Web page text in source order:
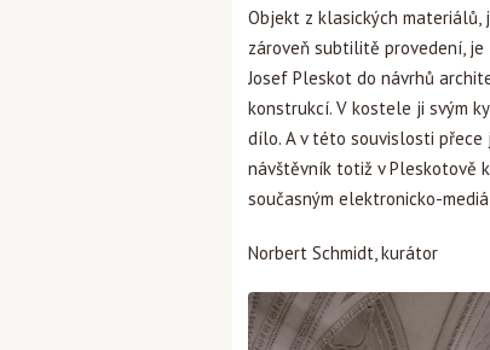
Objekt z klasických materiálů,
zároveň subtilitě provedení, je
Josef Pleskot do návrhů
konstrukcí. V kostele ji svým
dílo. A v této souvislosti přece
návštěvník totiž v Pleskotově
současným elektronicko-
Norbert Schmidt, kurátor